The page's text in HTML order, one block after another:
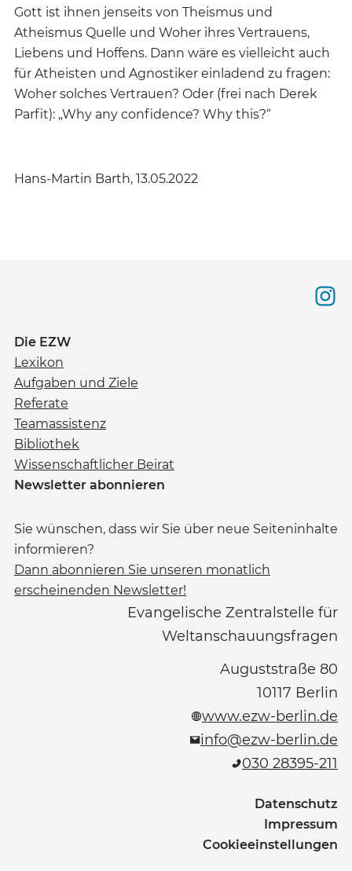
Gott ist ihnen jenseits von Theismus und
Atheismus Quelle und Woher ihres Vertrauens,
Liebens und Hoffens. Dann wäre es vielleicht auch
für Atheisten und Agnostiker einladend zu fragen:
Woher solches Vertrauen? Oder (frei nach Derek
Parfit): „Why any confidence? Why this?“
Hans-Martin Barth, 13.05.2022
Die EZW
Lexikon
Aufgaben und Ziele
Referate
Teamassistenz
Bibliothek
Wissenschaftlicher Beirat
Newsletter abonnieren
Sie wünschen, dass wir Sie über neue Seiteninhalte
informieren?
Dann abonnieren Sie unseren monatlich
erscheinenden Newsletter!
Evangelische Zentralstelle für
Weltanschauungsfragen
Auguststraße 80
10117 Berlin
www.ezw-berlin.de
info@ezw-berlin.de
030 28395-211
Datenschutz
Impressum
Cookieeinstellungen